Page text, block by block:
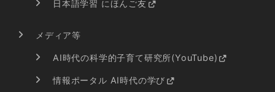
日本語学習 にほんご友
メディア等
AI時代の科学的子育て研究所(YouTube)
情報ポータル AI時代の学び